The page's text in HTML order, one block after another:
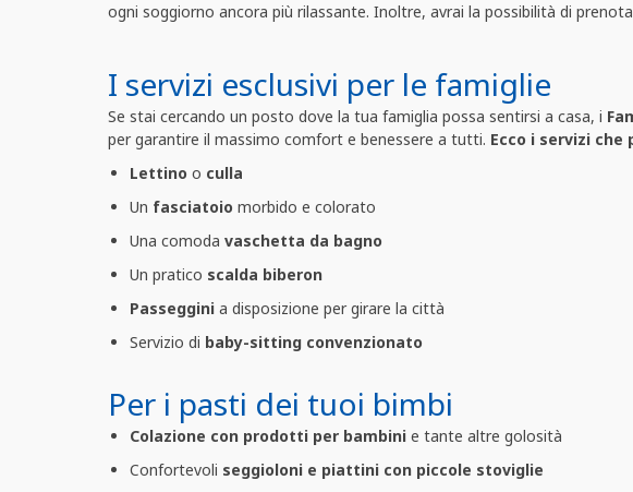
ogni soggiorno ancora più rilassante. Inoltre, avrai la possibilità di
I servizi esclusivi per le famiglie
Se stai cercando un posto dove la tua famiglia possa sentirsi a casa, i
per garantire il massimo comfort e benessere a tutti. Ecco i servizi
Lettino o culla
Un fasciatoio morbido e colorato
Una comoda vaschetta da bagno
Un pratico scalda biberon
Passeggini a disposizione per girare la città
Servizio di baby-sitting convenzionato
Per i pasti dei tuoi bimbi
Colazione con prodotti per bambini e tante altre golosità
Confortevoli seggioloni e piattini con piccole stoviglie